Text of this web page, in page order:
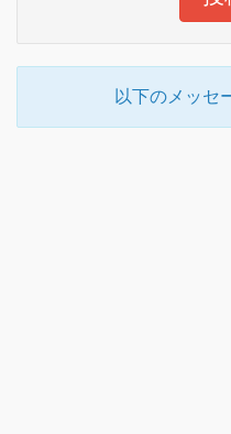
以下のメッセ